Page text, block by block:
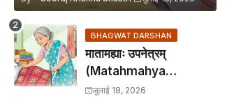
BHAGWAT DARSHAN
मातामह्याः उपनेत्रम्
(Matahmahya
Upanetram) - Class 9
जुलाई 18, 2026